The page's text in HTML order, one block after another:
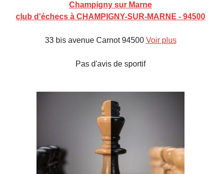
Champigny sur Marne
club d'échecs à CHAMPIGNY-SUR-MARNE - 94500
33 bis avenue Carnot 94500 Voir plus
Pas d'avis de sportif